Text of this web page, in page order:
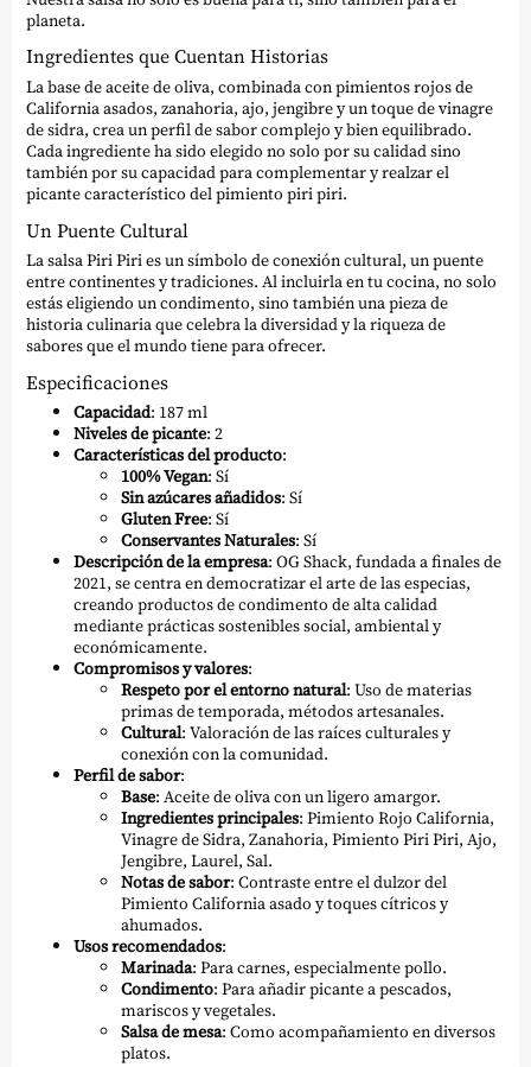
planeta.
Ingredientes que Cuentan Historias
La base de aceite de oliva, combinada con pimientos rojos de
California asados, zanahoria, ajo, jengibre y un toque de vinagre
de sidra, crea un perfil de sabor complejo y bien equilibrado.
Cada ingrediente ha sido elegido no solo por su calidad sino
también por su capacidad para complementar y realzar el
picante característico del pimiento piri piri.
Un Puente Cultural
La salsa Piri Piri es un símbolo de conexión cultural, un puente
entre continentes y tradiciones. Al incluirla en tu cocina, no solo
estás eligiendo un condimento, sino también una pieza de
historia culinaria que celebra la diversidad y la riqueza de
sabores que el mundo tiene para ofrecer.
Especificaciones
Capacidad: 187 ml
Niveles de picante: 2
Características del producto:
100% Vegan: Sí
Sin azúcares añadidos: Sí
Gluten Free: Sí
Conservantes Naturales: Sí
Descripción de la empresa: OG Shack, fundada a finales de
2021, se centra en democratizar el arte de las especias,
creando productos de condimento de alta calidad
mediante prácticas sostenibles social, ambiental y
económicamente.
Compromisos y valores:
Respeto por el entorno natural: Uso de materias
primas de temporada, métodos artesanales.
Cultural: Valoración de las raíces culturales y
conexión con la comunidad.
Perfil de sabor:
Base: Aceite de oliva con un ligero amargor.
Ingredientes principales: Pimiento Rojo California,
Vinagre de Sidra, Zanahoria, Pimiento Piri Piri, Ajo,
Jengibre, Laurel, Sal.
Notas de sabor: Contraste entre el dulzor del
Pimiento California asado y toques cítricos y
ahumados.
Usos recomendados:
Marinada: Para carnes, especialmente pollo.
Condimento: Para añadir picante a pescados,
mariscos y vegetales.
Salsa de mesa: Como acompañamiento en diversos
platos.